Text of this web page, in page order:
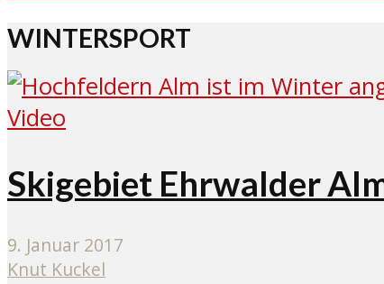
WINTERSPORT
Video
Skigebiet Ehrwalder
9. Januar 2017
Knut Kuckel